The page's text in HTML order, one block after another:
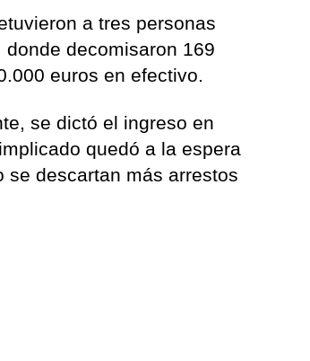
a tres personas
decomisaron 169
euros en efectivo.
se dictó el ingreso en
quedó a la espera
se descartan más arrestos